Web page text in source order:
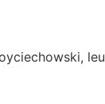
leu